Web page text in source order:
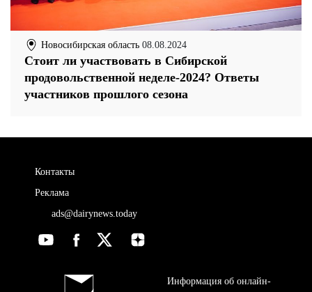
Новосибирская область 08.08.2024
Стоит ли участвовать в Сибирской
продовольственной неделе-2024? Ответы
участников прошлого сезона
Контакты
Реклама
ads@dairynews.today
Информация об онлайн-